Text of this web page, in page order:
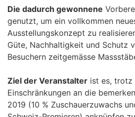
Die dadurch gewonnene
genutzt, um ein vollkommen
Ausstellungskonzept zu
Güte, Nachhaltigkeit und Schutz
Besuchern zeitgemässe
Ziel der Veranstalter ist es, trotz
Einschränkungen an die
2019 (10 % Zuschauerzuwachs